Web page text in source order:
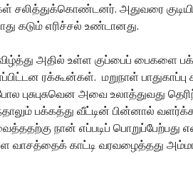
சலித்துக்கொண்டனர். அதுவரை
கடும் எரிச்சல் உண்டானது.
அதில் உள்ள குப்பைப் பைகளை
ரக்கூன்கள். மறுநாள்
புசுபுசுவென அவை உலாத்துவது
பக்கத்து வீட்டின் பின்னால்
நான் எப்படிப்
வாசத்தைக் காட்டி வரவழைத்தது